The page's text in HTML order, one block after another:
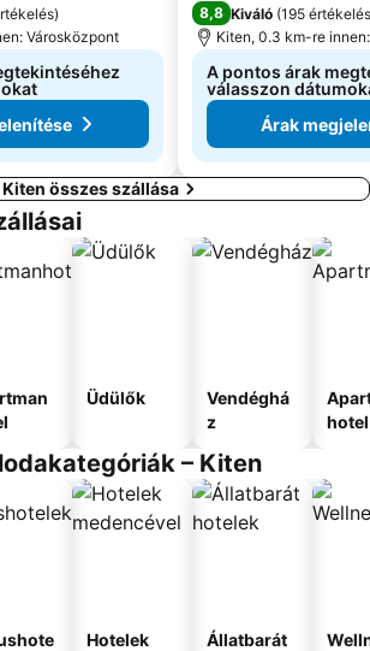
)
Városközpont
8,8 Kiváló (195 értékelés
Kiten, 0.3 km-re
A pontos árak
válasszon
Árak
Kiten összes szállása
Üdülők
Vendéghá
z
hotel
– Kiten
Hotelek
Állatbarát